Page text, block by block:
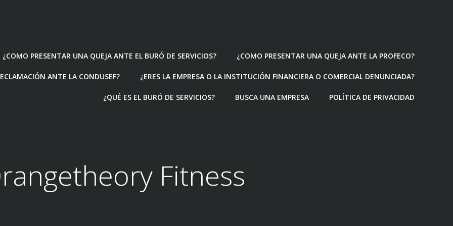
¿COMO PRESENTAR UNA QUEJA ANTE EL BURÓ DE SERVICIOS? ¿COMO PRESENTAR UNA QUEJA ANTE LA PROFECO?
ANTE LA CONDUSEF? ¿ERES LA EMPRESA O LA INSTITUCIÓN FINANCIERA O COMERCIAL DENUNCIADA?
¿QUÉ ES EL BURÓ DE SERVICIOS? BUSCA UNA EMPRESA POLÍTICA DE PRIVACIDAD
Fitness